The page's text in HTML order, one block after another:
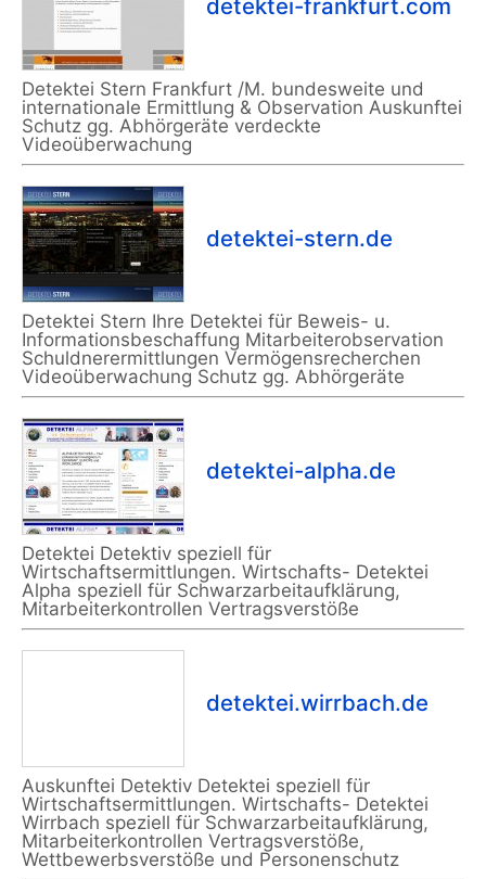
detektei-frankfurt.com
Detektei Stern Frankfurt /M. bundesweite und
internationale Ermittlung & Observation Auskunftei
Schutz gg. Abhörgeräte verdeckte
Videoüberwachung
detektei-stern.de
Detektei Stern Ihre Detektei für Beweis- u.
Informationsbeschaffung Mitarbeiterobservation
Schuldnerermittlungen Vermögensrecherchen
Videoüberwachung Schutz gg. Abhörgeräte
detektei-alpha.de
Detektei Detektiv speziell für
Wirtschaftsermittlungen. Wirtschafts- Detektei
Alpha speziell für Schwarzarbeitaufklärung,
Mitarbeiterkontrollen Vertragsverstöße
detektei.wirrbach.de
Auskunftei Detektiv Detektei speziell für
Wirtschaftsermittlungen. Wirtschafts- Detektei
Wirrbach speziell für Schwarzarbeitaufklärung,
Mitarbeiterkontrollen Vertragsverstöße,
Wettbewerbsverstöße und Personenschutz